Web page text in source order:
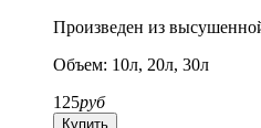
Произведен из
Объем: 10л, 20л, 30л
125руб